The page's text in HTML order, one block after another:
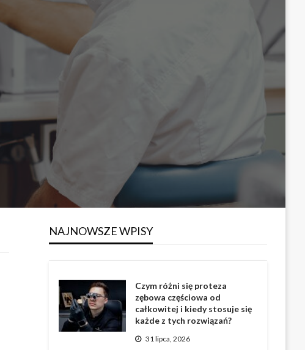
NAJNOWSZE WPISY
Czym różni się proteza
zębowa częściowa od
całkowitej i kiedy stosuje się
każde z tych rozwiązań?
31 lipca, 2026